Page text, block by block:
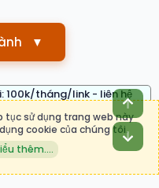
▼
100k/tháng/link - liên hệ
38
tục sử dụng trang web này
cookie của chúng tôi.
thêm.…
Top